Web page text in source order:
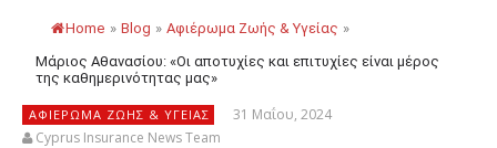
Home » Blog » Αφιέρωμα Ζωής & Υγείας »
Μάριος Αθανασίου: «Οι αποτυχίες και επιτυχίες είναι μέρος
της καθημερινότητας μας»
ΑΦΙΈΡΩΜΑ ΖΩΉΣ & ΥΓΕΊΑΣ
31 Μαΐου, 2024
Cyprus Insurance News Team